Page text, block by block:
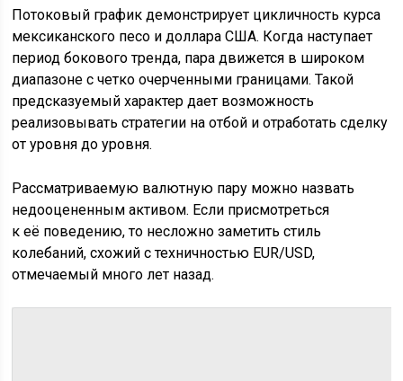
Потоковый график демонстрирует цикличность курса
мексиканского песо и доллара США. Когда наступает
период бокового тренда, пара движется в широком
диапазоне с четко очерченными границами. Такой
предсказуемый характер дает возможность
реализовывать стратегии на отбой и отработать сделку
от уровня до уровня.
Рассматриваемую валютную пару можно назвать
недооцененным активом. Если присмотреться
к её поведению, то несложно заметить стиль
колебаний, схожий с техничностью EUR/USD,
отмечаемый много лет назад.